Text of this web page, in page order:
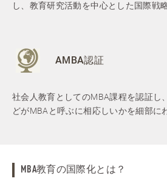
し、教育研究活動を中心とした国際戦
AMBA認証
社会人教育としてのMBA課程を認証し
どがMBAと呼ぶに相応しいかを細部に
MBA教育の国際化とは？